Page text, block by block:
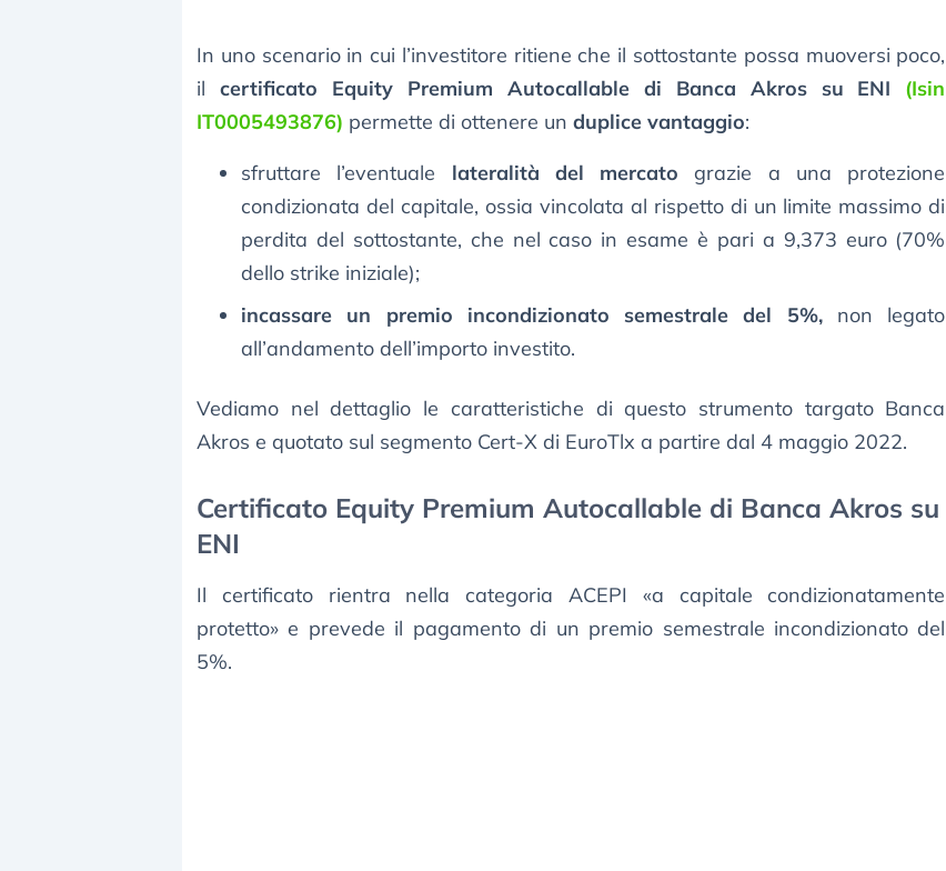
In uno scenario in cui l’investitore ritiene che il sottostante possa muoversi poco,
il certificato Equity Premium Autocallable di Banca Akros su ENI (Isin
IT0005493876) permette di ottenere un duplice vantaggio:
sfruttare l’eventuale lateralità del mercato grazie a una protezione
condizionata del capitale, ossia vincolata al rispetto di un limite massimo di
perdita del sottostante, che nel caso in esame è pari a 9,373 euro (70%
dello strike iniziale);
incassare un premio incondizionato semestrale del 5%,non legato
all’andamento dell’importo investito.
Vediamo nel dettaglio le caratteristiche di questo strumento targato Banca
Akros e quotato sul segmento Cert-X di EuroTlx a partire dal 4 maggio 2022.
Certificato Equity Premium Autocallable di Banca Akros su
ENI
Il certificato rientra nella categoria ACEPI «a capitale condizionatamente
protetto» e prevede il pagamento di un premio semestrale incondizionato del
5%.